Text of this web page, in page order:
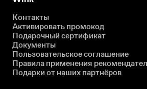
Контакты
Активировать промокод
Подарочный сертификат
Документы
Пользовательское соглашение
Правила применения
Подарки от наших партнёров